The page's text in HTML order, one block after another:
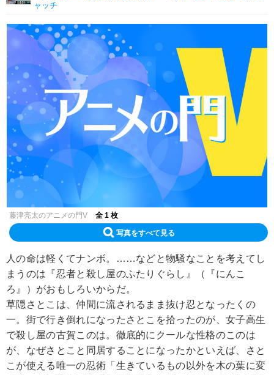
ャッチ
藤津亮太のアニメの門V 全 1 枚
写真をすべて見る
人の命は軽くてナンボ。……などと物騒なことを考えてし
まうのは『忍者と殺し屋のふたりぐらし』（『にんこ
ろ』）がおもしろいからだ。
草隠さとこは、仲間に流されるまま抜け忍となったくの
一。街で行き倒れになったさとこを拾ったのが、女子高生
で殺し屋の古賀このは。徹底的にクールな性格のこのは
が、なぜさとこと同居することになったかといえば、さと
こが使える唯一の忍術「生きているもの以外を木の葉に変